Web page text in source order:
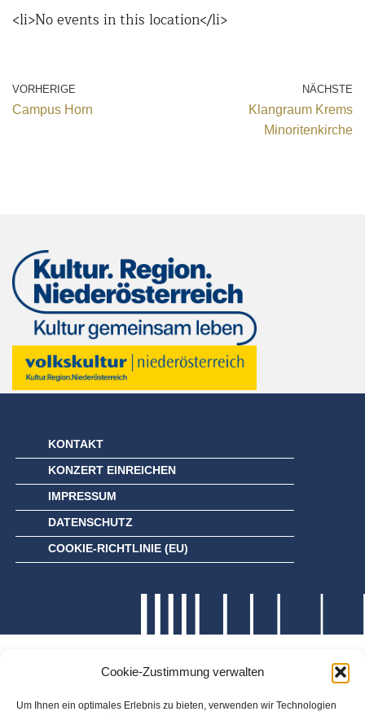
Cookie-Zustimmung verwalten
Um Ihnen ein optimales Erlebnis zu bieten, verwenden wir Technologien
<li>No events in this location</li>
VORHERIGE
Campus Horn
NÄCHSTE
Klangraum Krems
Minoritenkirche
KONTAKT
KONZERT EINREICHEN
IMPRESSUM
DATENSCHUTZ
COOKIE-RICHTLINIE (EU)